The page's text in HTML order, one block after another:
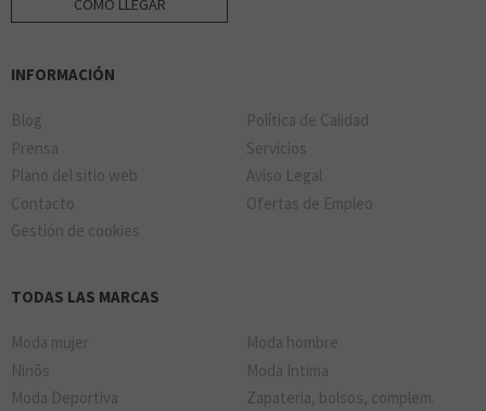
CÓMO LLEGAR
INFORMACIÓN
Blog
Política de Calidad
Prensa
Servicios
Plano del sitio web
Aviso Legal
Contacto
Ofertas de Empleo
Gestión de cookies
TODAS LAS MARCAS
Moda mujer
Moda hombre
Ninõs
Moda Intima
Moda Deportiva
Zapateria, bolsos, complem.